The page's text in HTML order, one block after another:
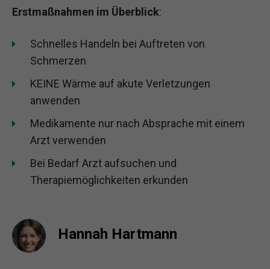
Erstmaßnahmen im Überblick:
Schnelles Handeln bei Auftreten von
Schmerzen
KEINE Wärme auf akute Verletzungen
anwenden
Medikamente nur nach Absprache mit einem
Arzt verwenden
Bei Bedarf Arzt aufsuchen und
Therapiemöglichkeiten erkunden
Hannah Hartmann